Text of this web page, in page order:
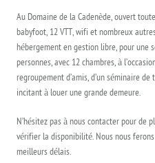
Au Domaine de la Cadenède, ouvert
babyfoot, 12 VTT, wifi et nombreux
hébergement en gestion libre, pour une
personnes, avec 12 chambres, à
regroupement d’amis, d’un séminaire
incitant à louer une grande demeure.
N’hésitez pas à nous contacter pour de
vérifier la disponibilité. Nous nous
meilleurs délais.